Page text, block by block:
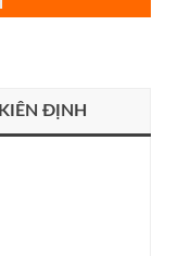
KIÊN ĐỊNH